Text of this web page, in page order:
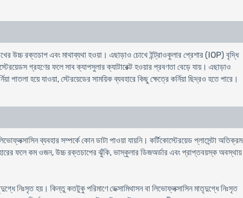
উচ্চ রক্তচাপ এবং মাথাব্যথা হওয়া। এছাড়াও চোখে ইন্ট্রাওকুলার প্রেশার (IOP) বৃদ্ধি
গ্রহণের ফলে সাব ক্যাপসুলার ক্যাটারেক্ট হওয়ার প্রবণতা বেড়ে যায়। এছাড়াও
পাতলা হয়ে যাওয়া, স্টেরয়েডের সাময়িক ব্যবহারে কিছু ক্ষেত্রে কর্নিয়া ছিদ্রও হতে পারে।
ব্যবহার সম্পর্কে কোন ডাটা পাওয়া যায়নি। কর্টিকোস্টেরয়েড প্লাসেন্টা অতিক্রম
ফলে কম ওজন, উচ্চ রক্তচাপের ঝুঁকি, ভাস্কুলার ডিজঅর্ডার এবং প্রাপ্তবয়স্ক অবস্থায়
নিঃসৃত হয়। কিন্তু কতটুকু পরিমাণে ডেক্সামিথাসন বা লিভোফ্লক্সাসিন মাতৃদুগ্ধে নিঃসৃত